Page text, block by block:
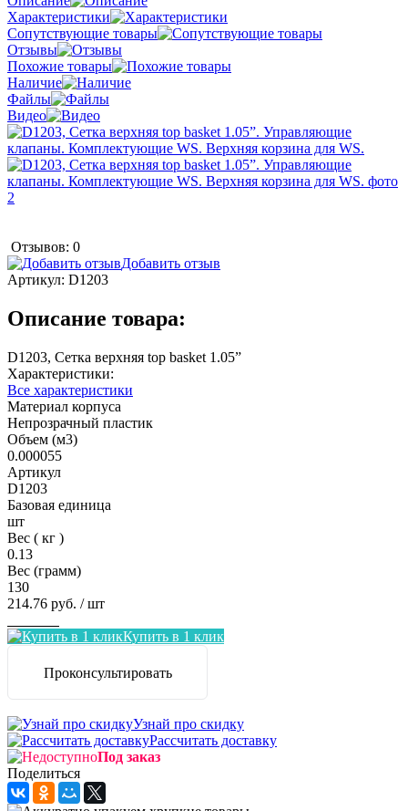
Характеристики
Сопутствующие товары
Отзывы
Похожие товары
Наличие
Файлы
Видео
Отзывов: 0
Добавить отзыв
Артикул: D1203
Описание товара:
D1203, Сетка верхняя top basket 1.05”
Характеристики:
Все характеристики
Материал корпуса
Непрозрачный пластик
Объем (м3)
0.000055
Артикул
D1203
Базовая единица
шт
Вес ( кг )
0.13
Вес (грамм)
130
214.76 руб. / шт
Купить в 1 клик
Проконсультировать
Узнай про скидку
Рассчитать доставку
Под заказ
Поделиться